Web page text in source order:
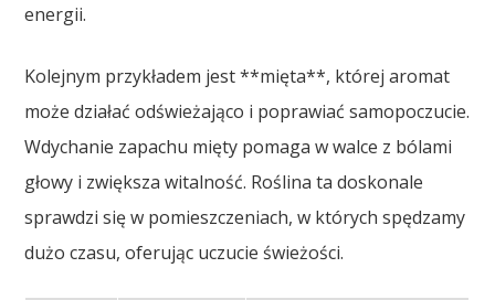
energii.
Kolejnym przykładem jest **mięta**, której aromat
może działać odświeżająco i poprawiać samopoczucie.
Wdychanie zapachu mięty pomaga w walce z bólami
głowy i zwiększa witalność. Roślina ta doskonale
sprawdzi się w pomieszczeniach, w których spędzamy
dużo czasu, oferując uczucie świeżości.